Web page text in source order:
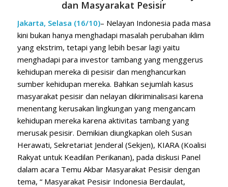
dan Masyarakat Pesisir
Jakarta, Selasa (16/10)– Nelayan Indonesia pada masa
kini bukan hanya menghadapi masalah perubahan iklim
yang ekstrim, tetapi yang lebih besar lagi yaitu
menghadapi para investor tambang yang menggerus
kehidupan mereka di pesisir dan menghancurkan
sumber kehidupan mereka. Bahkan sejumlah kasus
masyarakat pesisir dan nelayan dikiriminalisasi karena
menentang kerusakan lingkungan yang mengancam
kehidupan mereka karena aktivitas tambang yang
merusak pesisir. Demikian diungkapkan oleh Susan
Herawati, Sekretariat Jenderal (Sekjen), KIARA (Koalisi
Rakyat untuk Keadilan Perikanan), pada diskusi Panel
dalam acara Temu Akbar Masyarakat Pesisir dengan
tema, “ Masyarakat Pesisir Indonesia Berdaulat,